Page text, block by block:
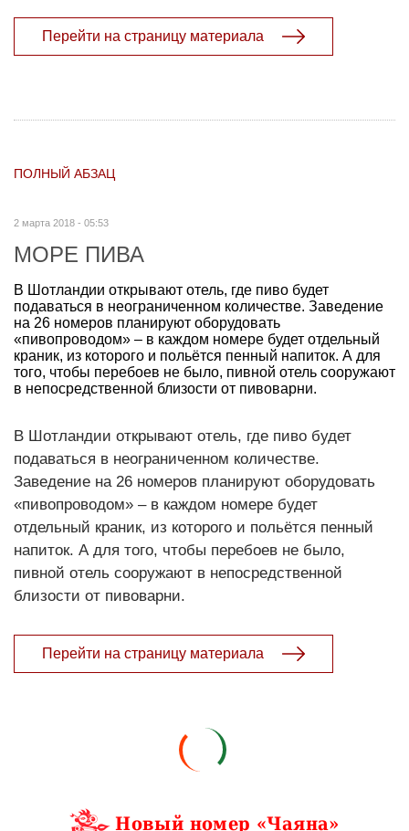
Перейти на страницу материала
ПОЛНЫЙ АБЗАЦ
2 марта 2018 - 05:53
МОРЕ ПИВА
В Шотландии открывают отель, где пиво будет
подаваться в неограниченном количестве. Заведение
на 26 номеров планируют оборудовать
«пивопроводом» – в каждом номере будет отдельный
краник, из которого и польётся пенный напиток. А для
того, чтобы перебоев не было, пивной отель сооружают
в непосредственной близости от пивоварни.
В Шотландии открывают отель, где пиво будет
подаваться в неограниченном количестве.
Заведение на 26 номеров планируют оборудовать
«пивопроводом» – в каждом номере будет
отдельный краник, из которого и польётся пенный
напиток. А для того, чтобы перебоев не было,
пивной отель сооружают в непосредственной
близости от пивоварни.
Перейти на страницу материала
Новый номер «Чаяна»